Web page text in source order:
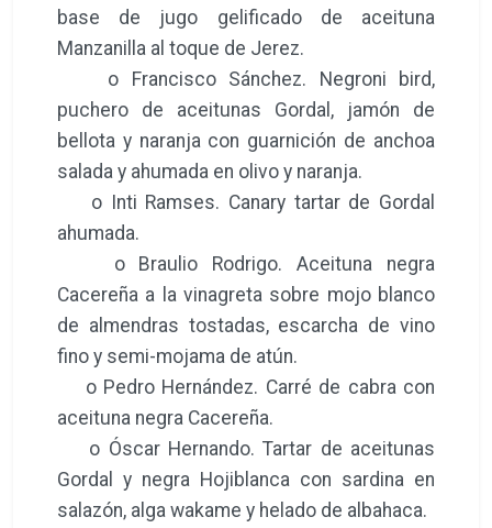
base de jugo gelificado de aceituna
Manzanilla al toque de Jerez.
o Francisco Sánchez. Negroni bird,
puchero de aceitunas Gordal, jamón de
bellota y naranja con guarnición de anchoa
salada y ahumada en olivo y naranja.
o Inti Ramses. Canary tartar de Gordal
ahumada.
o Braulio Rodrigo. Aceituna negra
Cacereña a la vinagreta sobre mojo blanco
de almendras tostadas, escarcha de vino
fino y semi-mojama de atún.
o Pedro Hernández. Carré de cabra con
aceituna negra Cacereña.
o Óscar Hernando. Tartar de aceitunas
Gordal y negra Hojiblanca con sardina en
salazón, alga wakame y helado de albahaca.